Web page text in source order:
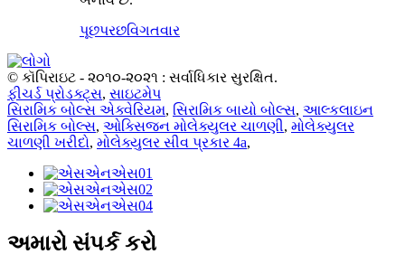
પૂછપરછવિગતવાર
© કૉપિરાઇટ - ૨૦૧૦-૨૦૨૧ : સર્વાધિકાર સુરક્ષિત.
ફીચર્ડ પ્રોડક્ટ્સ, સાઇટમેપ
સિરામિક બોલ્સ એક્વેરિયમ, સિરામિક બાયો બોલ્સ, આલ્કલાઇન
સિરામિક બોલ્સ, ઓક્સિજન મોલેક્યુલર ચાળણી, મોલેક્યુલર
ચાળણી ખરીદો, મોલેક્યુલર સીવ પ્રકાર 4a,
અમારો સંપર્ક કરો